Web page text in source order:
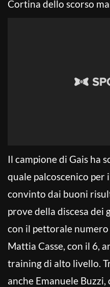
Cortina dello scorso
Il campione di Gais ha
quale palcoscenico per
convinto dai buoni
prove della discesa
con il pettorale numero
Mattia Casse, con il 6,
training di alto livello.
anche Emanuele